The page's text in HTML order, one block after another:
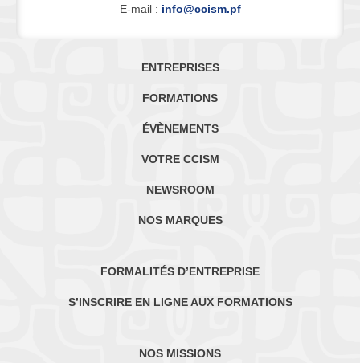
E-mail : info@ccism.pf
ENTREPRISES
FORMATIONS
ÉVÈNEMENTS
VOTRE CCISM
NEWSROOM
NOS MARQUES
FORMALITÉS D’ENTREPRISE
S’INSCRIRE EN LIGNE AUX FORMATIONS
NOS MISSIONS